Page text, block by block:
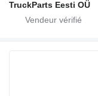
TruckParts Eesti OÜ